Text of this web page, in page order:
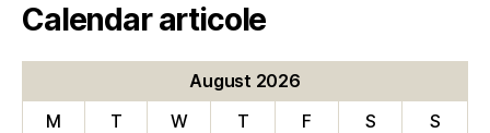
Calendar articole
August 2026
M
T W T F S
S